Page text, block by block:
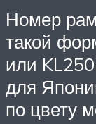
Номер
такой
или
для
по цвету